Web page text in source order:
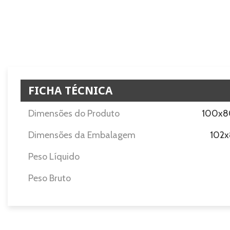
FICHA TÉCNICA
Dimensões do Produto
Dimensões da Embalagem
Peso Líquido
Peso Bruto